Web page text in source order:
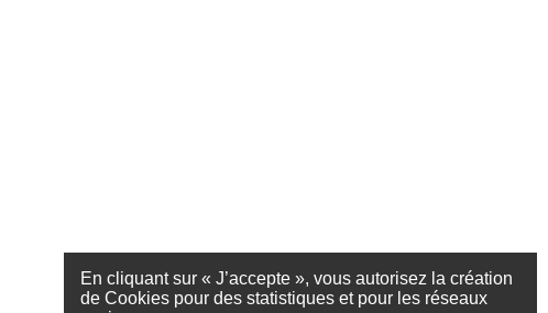
En cliquant sur « J’accepte », vous autorisez la création
de Cookies pour des statistiques et pour les réseaux